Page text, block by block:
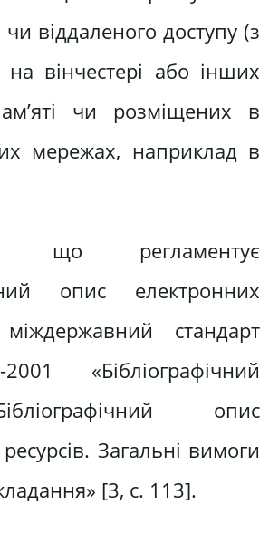
чи віддаленого доступу (з
вінчестері або інших
чи розміщених в
мережах, наприклад в
що регламентує
опис електронних
стандарт
«Бібліографічний
опис
Загальні вимоги
[3, с. 113].